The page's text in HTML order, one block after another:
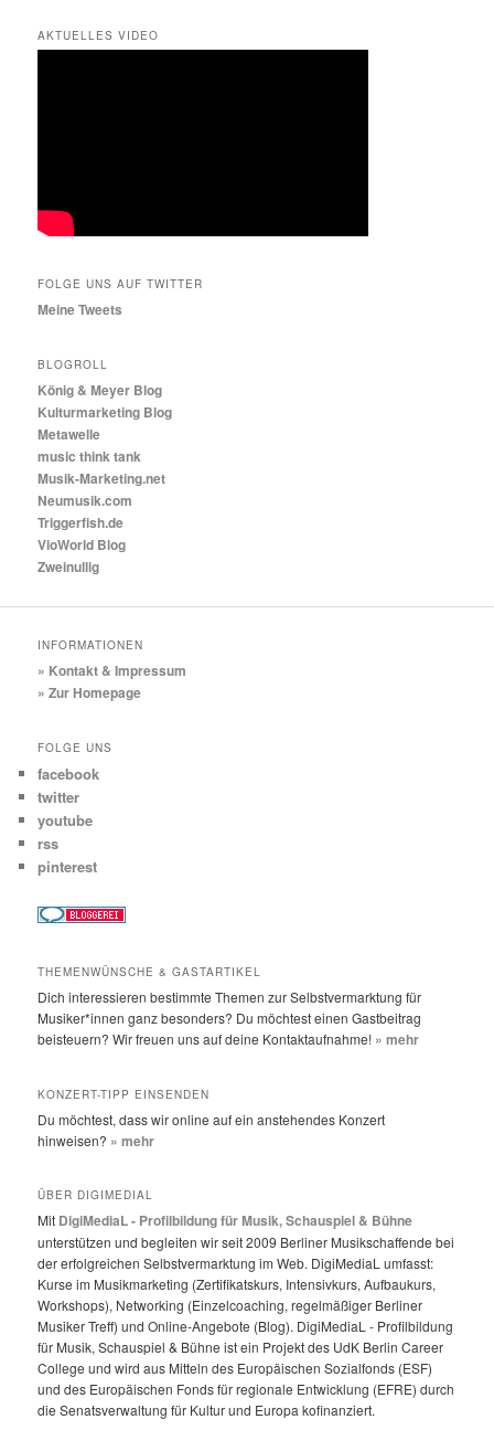
AKTUELLES VIDEO
FOLGE UNS AUF TWITTER
Meine Tweets
BLOGROLL
König & Meyer Blog
Kulturmarketing Blog
Metawelle
music think tank
Musik-Marketing.net
Neumusik.com
Triggerfish.de
VioWorld Blog
Zweinullig
INFORMATIONEN
» Kontakt & Impressum
» Zur Homepage
FOLGE UNS
facebook
twitter
youtube
rss
pinterest
THEMENWÜNSCHE & GASTARTIKEL
Dich interessieren bestimmte Themen zur Selbstvermarktung für
Musiker*innen ganz besonders? Du möchtest einen Gastbeitrag
beisteuern? Wir freuen uns auf deine Kontaktaufnahme! » mehr
KONZERT-TIPP EINSENDEN
Du möchtest, dass wir online auf ein anstehendes Konzert
hinweisen? » mehr
ÜBER DIGIMEDIAL
Mit DigiMediaL - Profilbildung für Musik, Schauspiel & Bühne
unterstützen und begleiten wir seit 2009 Berliner Musikschaffende bei
der erfolgreichen Selbstvermarktung im Web. DigiMediaL umfasst:
Kurse im Musikmarketing (Zertifikatskurs, Intensivkurs, Aufbaukurs,
Workshops), Networking (Einzelcoaching, regelmäßiger Berliner
Musiker Treff) und Online-Angebote (Blog). DigiMediaL - Profilbildung
für Musik, Schauspiel & Bühne ist ein Projekt des UdK Berlin Career
College und wird aus Mitteln des Europäischen Sozialfonds (ESF)
und des Europäischen Fonds für regionale Entwicklung (EFRE) durch
die Senatsverwaltung für Kultur und Europa kofinanziert.